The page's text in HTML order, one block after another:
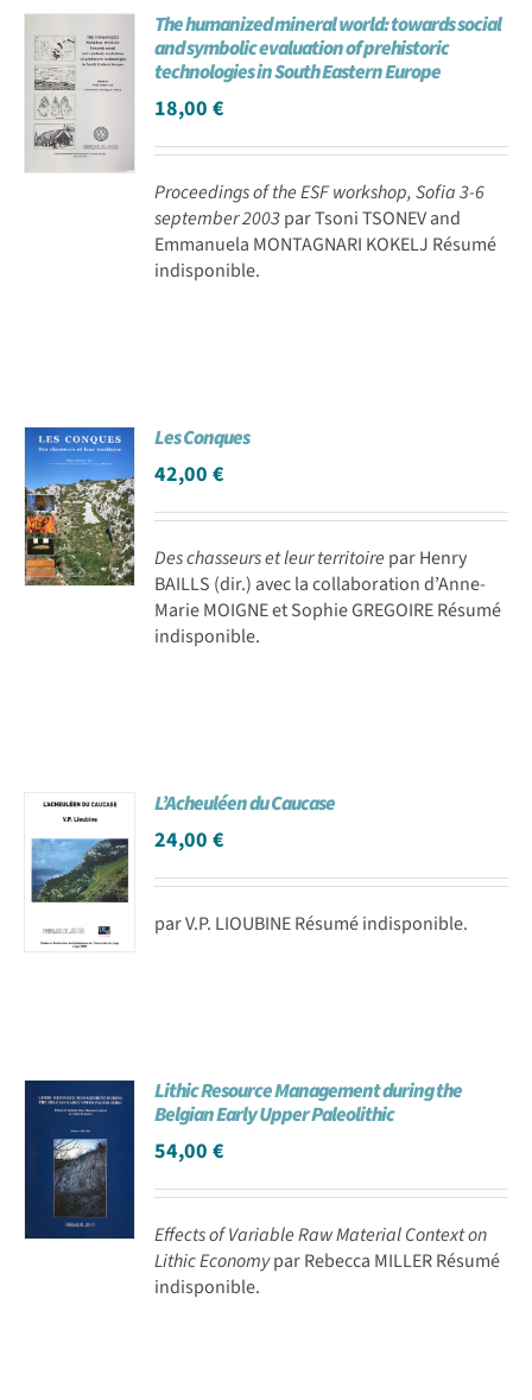
Achat en ligne
Panier WooCommerce
The humanized mineral world: towards social
and symbolic evaluation of prehistoric
technologies in South Eastern Europe
18,00€
Proceedings of the ESF workshop, Sofia 3-6
september 2003par Tsoni TSONEV and
Emmanuela MONTAGNARI KOKELJ Résumé
indisponible.
Les Conques
42,00€
Des chasseurs et leur territoire par Henry
BAILLS (dir.) avec la collaboration d’Anne-
Marie MOIGNE et Sophie GREGOIRE Résumé
indisponible.
L’Acheuléen du Caucase
24,00€
par V.P. LIOUBINE Résumé indisponible.
Lithic Resource Management during the
Belgian Early Upper Paleolithic
54,00€
Effects of Variable Raw Material Context on
Lithic Economypar Rebecca MILLER Résumé
indisponible.